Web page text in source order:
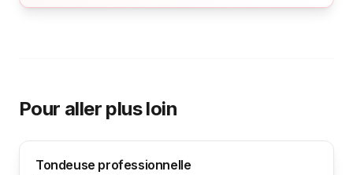
Pour aller plus loin
Tondeuse professionnelle